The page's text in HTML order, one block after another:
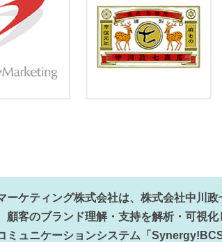
ーケティング株式会社は、株式会社中川
顧客のブランド理解・支持を解析・可視
ミュニケーションシステム「